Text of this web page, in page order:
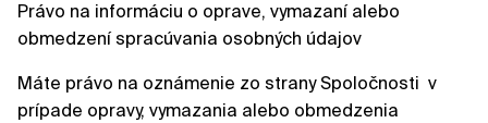
Právo na informáciu o oprave, vymazaní alebo
obmedzení spracúvania osobných údajov
Máte právo na oznámenie zo strany Spoločnosti v
prípade opravy, vymazania alebo obmedzenia